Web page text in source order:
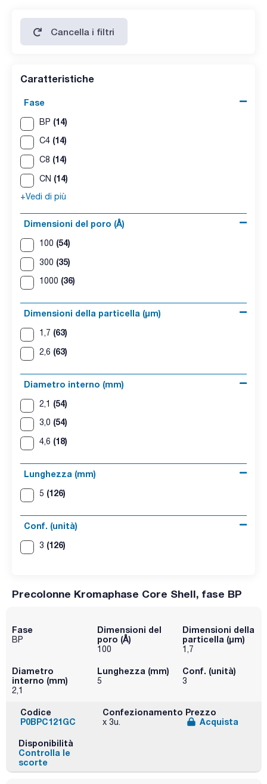
Cancella i filtri
Caratteristiche
Fase
BP (14)
C4 (14)
C8 (14)
CN (14)
+Vedi di più
Dimensioni del poro (Å)
100 (54)
300 (35)
1000 (36)
Dimensioni della particella (μm)
1,7 (63)
2,6 (63)
Diametro interno (mm)
2,1 (54)
3,0 (54)
4,6 (18)
Lunghezza (mm)
5 (126)
Conf. (unità)
3 (126)
Precolonne Kromaphase Core Shell, fase BP
Fase
BP
Dimensioni del
poro (Å)
100
Dimensioni della
particella (μm)
1,7
Diametro
interno (mm)
2,1
Lunghezza (mm)
5
Conf. (unità)
3
Codice
P0BPC121GC
Confezionamento
x 3u.
Prezzo
Acquista
Disponibilità
Controlla le
scorte